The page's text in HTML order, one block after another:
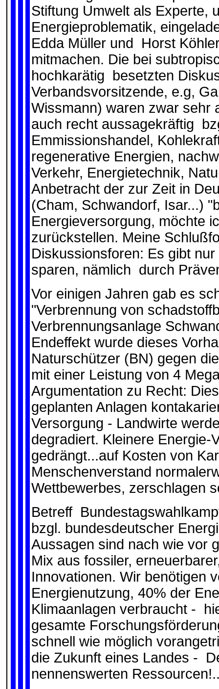
Stiftung Umwelt als Experte,
Energieproblematik,
Edda Müller und Horst
mitmachen. Die bei
hochkarätig besetzten
Verbandsvorsitzende, e.g,
Wissmann) waren zwar sehr
auch recht aussagekräftig
Emmissionshandel,
regenerative Energien,
Verkehr, Energietechnik,
Anbetracht der zur Zeit in
(Cham, Schwandorf, Isar...)
Energieversorgung, möchte
zurückstellen. Meine
Diskussionsforen: Es gibt
sparen, nämlich durch
Vor einigen Jahren gab es
"Verbrennung von
Verbrennungsanlage
Endeffekt wurde dieses
Naturschützer (BN) gegen
mit einer Leistung von 4
Argumentation zu Recht:
geplanten Anlagen
Versorgung - Landwirte
degradiert. Kleinere
gedrängt...auf Kosten von
Menschenverstand
Wettbewerbes, zerschlagen
Betreff
bzgl. bundesdeutscher
Aussagen sind nach wie vor
Mix aus fossiler,
Innovationen. Wir benötigen
Energienutzung, 40% der
Klimaanlagen verbraucht -
gesamte
schnell wie möglich
die Zukunft eines Landes -
nennenswerten